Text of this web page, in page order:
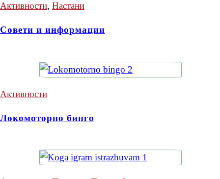
Активности, Настани
Совети и информации
Активности
Локомоторно бинго